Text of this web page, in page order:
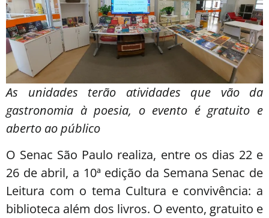
As unidades terão atividades que vão da
gastronomia à poesia, o evento é gratuito e
aberto ao público
O Senac São Paulo realiza, entre os dias 22 e
26 de abril, a 10ª edição da Semana Senac de
Leitura com o tema Cultura e convivência: a
biblioteca além dos livros. O evento, gratuito e